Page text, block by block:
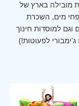
מובילה בארץ של
מים, השכרת
וגם למוסדות חינוך
לפעוטות!)